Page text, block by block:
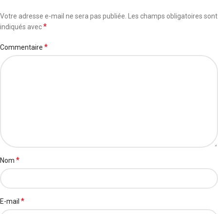
Votre adresse e-mail ne sera pas publiée. Les champs obligatoires sont
indiqués avec*
Commentaire *
Nom *
E-mail *